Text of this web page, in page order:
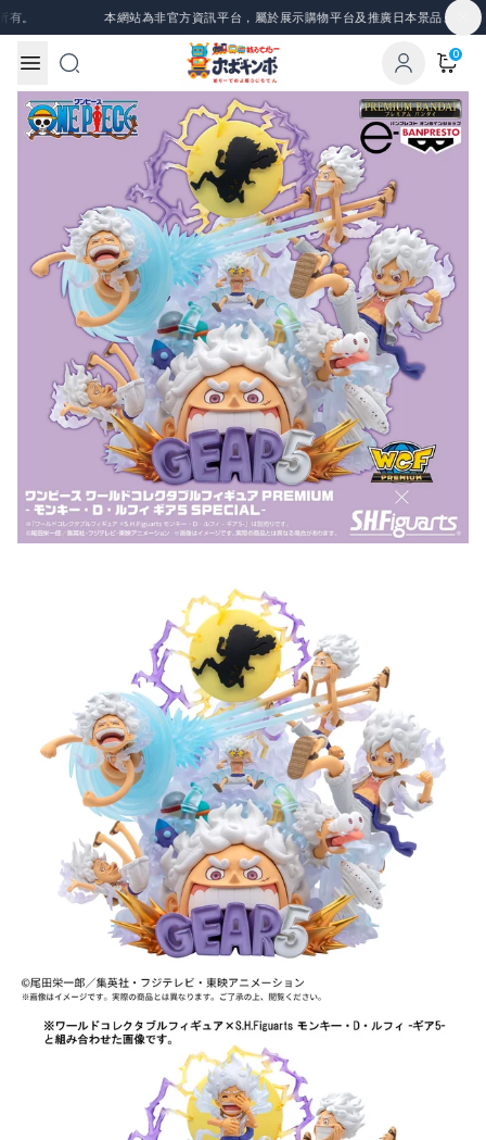
Skip to content本網站為非官方資訊平台，屬於展示購物平台及推廣日本景品、一番賞等資
0